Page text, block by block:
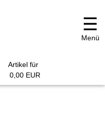
Artikel für
0,00 EUR
☰
Menü
SCHMUCK UND